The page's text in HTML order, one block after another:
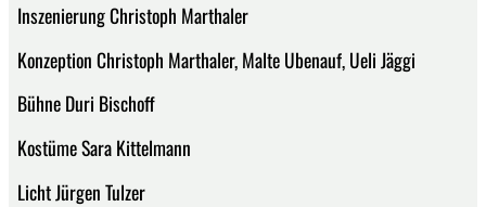
Inszenierung Christoph Marthaler
Konzeption Christoph Marthaler, Malte Ubenauf, Ueli Jäggi
Bühne Duri Bischoff
Kostüme Sara Kittelmann
Licht Jürgen Tulzer